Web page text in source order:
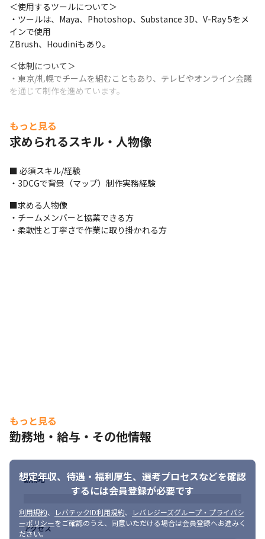
＜使用するツールについて＞
・ツールは、Maya、Photoshop、Substance 3D、V-Ray 5をメ
インで使用
ZBrush、Houdiniもあり。
＜体制について＞
・東京/札幌でチームを組むこともあり、テレビやオンライン会議
を通じて制作を進めています。
・世界中のお客様へ「楽しい！」を届けるものづくりができます
・長く働ける環境づくり「家庭と仕事のバランスや健康づくり」
を大切にしているため、働きやすいです
い環境があります
・ディテールにこだわるだけでなく、時にはこだわらずにデザイ
ンを制作する力が身につきます
・最先端技術の習得する力やデザイン力が身につきます
コミュニケーションを取りながら業務を進めていきます。
もっと見る
求められるスキル・人物像
■ 必須スキル/経験
・3DCGで背景（マップ）制作実務経験
■求める人物像
・チームメンバーと協業できる方
・柔軟性と丁寧さで作業に取り掛かれる方
もっと見る
勤務地・給与・その他情報
想定年収、待遇・福利厚生、 選考プロセスなどを確認
するには会員登録が必要です
利用規約、 レバテックID利用規約、
レバレジーズグループ・プライバシ
ーポリシーをご確認のうえ、同意いただける場合は会員登録へお進みく
ださい。
勤務地
アクセス